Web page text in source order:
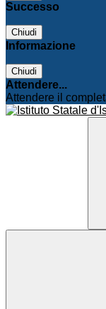
Successo
Chiudi
Informazione
Chiudi
Attendere...
Attendere il